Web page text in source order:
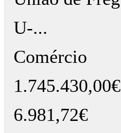
U-...
Comércio
1.745.430,00€
6.981,72€